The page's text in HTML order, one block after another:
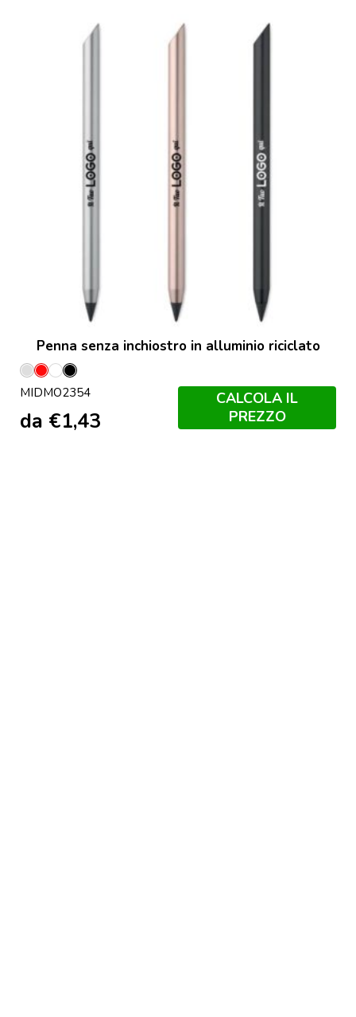
Penna senza inchiostro in alluminio riciclato
Argento
Opaco
Beige-
Rosso
Bianco
Nero
MIDMO2354
da €1,43
CALCOLA IL
PREZZO